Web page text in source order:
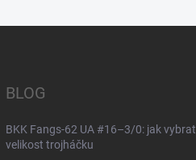
BLOG
BKK Fangs-62 UA #16–3/0: jak vybrat
velikost trojháčku